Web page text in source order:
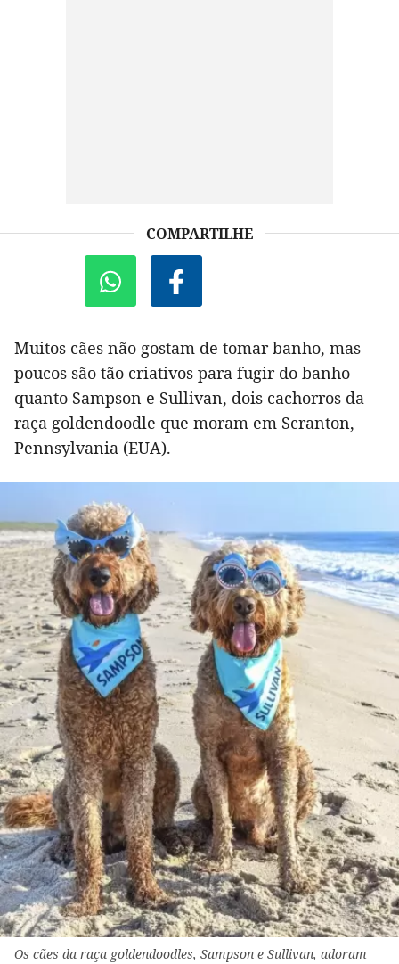
COMPARTILHE
Muitos cães não gostam de tomar banho, mas
poucos são tão criativos para fugir do banho
quanto Sampson e Sullivan, dois cachorros da
raça goldendoodle que moram em Scranton,
Pennsylvania (EUA).
Os cães da raça goldendoodles, Sampson e Sullivan, adoram